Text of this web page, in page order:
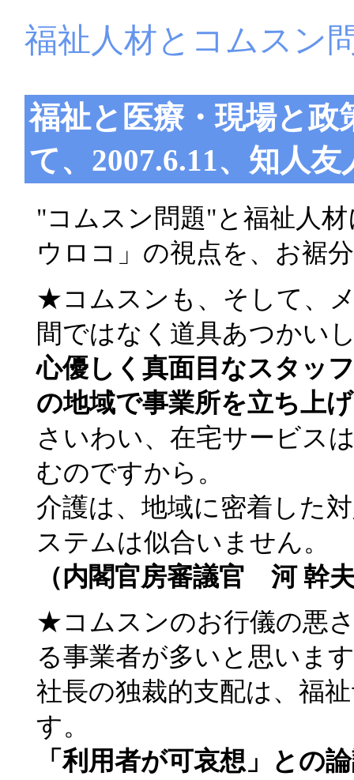
福祉人材とコムスン
福祉と医療・現場と政
て、2007.6.11、知人
"コムスン問題"と福祉人
ウロコ」の視点を、お裾
★コムスンも、そして、
間ではなく道具あつかい
心優しく真面目なスタッ
の地域で事業所を立ち上
さいわい、在宅サービス
むのですから。
介護は、地域に密着した
ステムは似合いません。
（内閣官房審議官 河 幹
★コムスンのお行儀の悪
る事業者が多いと思いま
社長の独裁的支配は、福
す。
「利用者が可哀想」との